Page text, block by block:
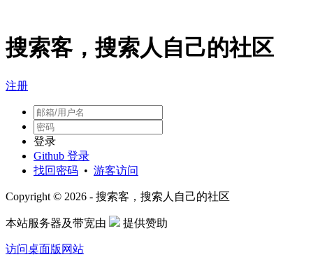
搜索客，搜索人自己的社区
注册
登录
Github 登录
找回密码 • 游客访问
Copyright © 2026 - 搜索客，搜索人自己的社区
本站服务器及带宽由 提供赞助
访问桌面版网站